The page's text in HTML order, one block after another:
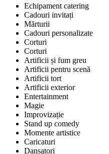
Echipament catering
Cadouri invitați
Mărturii
Cadouri personalizate
Corturi
Corturi
Artificii și fum greu
Artificii pentru scenă
Artificii tort
Artificii exterior
Entertainment
Magie
Improvizație
Stand up comedy
Momente artistice
Caricaturi
Dansatori